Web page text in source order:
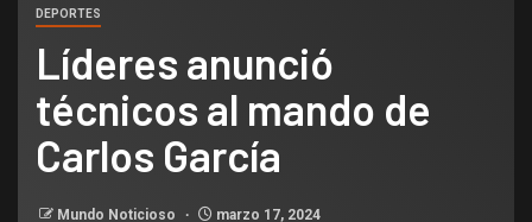
DEPORTES
Líderes anunció
técnicos al mando de
Carlos García
Mundo Noticioso marzo 17, 2024